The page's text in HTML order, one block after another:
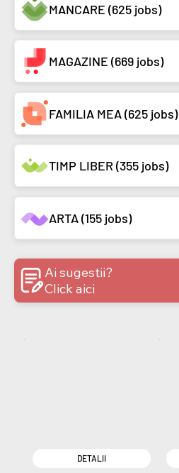
MANCARE (625 jobs)
MAGAZINE (669 jobs)
FAMILIA MEA (625 jobs)
TIMP LIBER (355 jobs)
ARTA (155 jobs)
Ai sugestii?
Click aici
DETALII